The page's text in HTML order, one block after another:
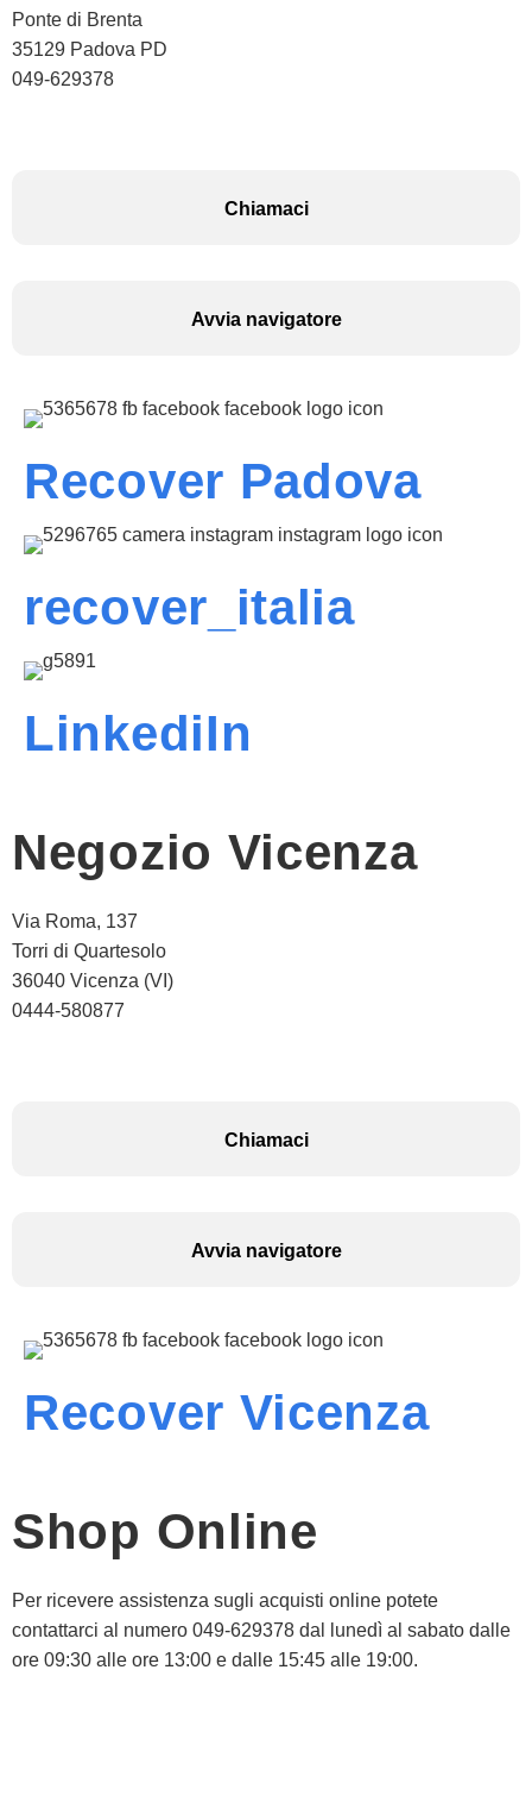
Ponte di Brenta
35129 Padova PD
049-629378
Chiamaci
Avvia navigatore
Recover Padova
recover_italia
LinkediIn
Negozio Vicenza
Via Roma, 137
Torri di Quartesolo
36040 Vicenza (VI)
0444-580877
Chiamaci
Avvia navigatore
Recover Vicenza
Shop Online
Per ricevere assistenza sugli acquisti online potete
contattarci al numero 049-629378 dal lunedì al sabato dalle
ore 09:30 alle ore 13:00 e dalle 15:45 alle 19:00.